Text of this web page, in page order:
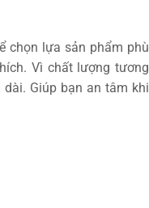
chọn lựa sản phẩm phù
Vì chất lượng tương
Giúp bạn an tâm khi